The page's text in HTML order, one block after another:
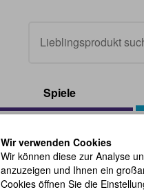
Spiele
Wir verwenden Cookies
Wir können diese zur Analyse
anzuzeigen und Ihnen ein
Cookies öffnen Sie die